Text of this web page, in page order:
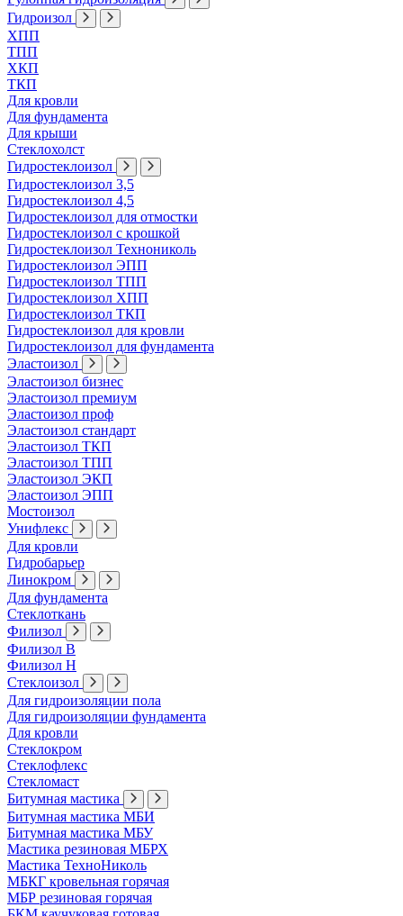
Гидроизол
ХПП
ТПП
ХКП
ТКП
Для кровли
Для фундамента
Для крыши
Стеклохолст
Гидростеклоизол
Гидростеклоизол 3,5
Гидростеклоизол 4,5
Гидростеклоизол для отмостки
Гидростеклоизол с крошкой
Гидростеклоизол Технониколь
Гидростеклоизол ЭПП
Гидростеклоизол ТПП
Гидростеклоизол ХПП
Гидростеклоизол ТКП
Гидростеклоизол для кровли
Гидростеклоизол для фундамента
Эластоизол
Эластоизол бизнес
Эластоизол премиум
Эластоизол проф
Эластоизол стандарт
Эластоизол ТКП
Эластоизол ТПП
Эластоизол ЭКП
Эластоизол ЭПП
Мостоизол
Унифлекс
Для кровли
Гидробарьер
Линокром
Для фундамента
Стеклоткань
Филизол
Филизол В
Филизол Н
Стеклоизол
Для гидроизоляции пола
Для гидроизоляции фундамента
Для кровли
Стеклокром
Стеклофлекс
Стекломаст
Битумная мастика
Битумная мастика МБИ
Битумная мастика МБУ
Мастика резиновая МБРХ
Мастика ТехноНиколь
МБКГ кровельная горячая
МБР резиновая горячая